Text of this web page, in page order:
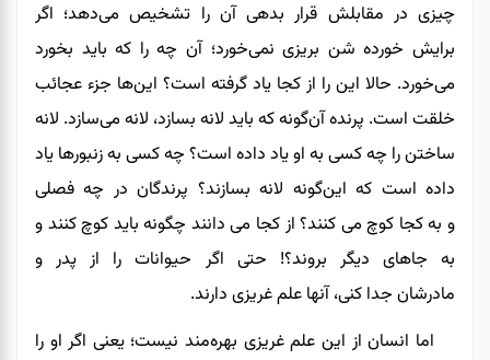
چیزی در مقابلش قرار بدهی آن‌ را تشخیص می‌دهد؛ اگر
برایشخورده شن بریزی نمی‌خورد؛ آن چهرا که باید بخورد
می‌خورد. حالا این را از کجا یاد گرفته است؟ این‌ها جزء عجائب
خلقت است. پرندهآن‌گونه که باید لانه بسازد، لانه می‌سازد. لانه
ساختن را چه کسی به او یاد داده است؟ چه کسی به زنبورها یاد
داده است که این‌گونه لانه بسازند؟ پرندگان در چه فصلی
وبهکجا کوچ می کنند؟ از کجا می دانند چگونه باید کوچ کنند و
به جاهای دیگر بروند؟! حتی اگر حیواناترا از پدر و
مادرشان جدا کنی، آنها علم غریزی دارند.
اما انسان از این علم غریزی بهره‌مند نیست؛ یعنی اگر او را